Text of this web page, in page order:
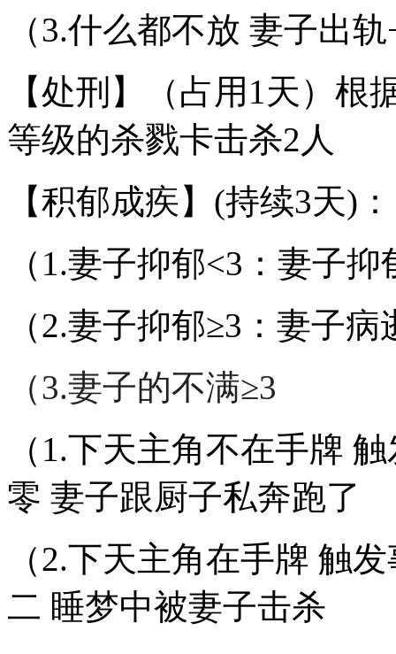
（3.什么都不放 妻子出轨
【处刑】（占用1天）
等级的杀戮卡击杀2人
【积郁成疾】(持续3天)：
（1.妻子抑郁<3：妻子
（2.妻子抑郁≥3：妻子病
（3.妻子的不满≥3
（1.下天主角不在手牌
零 妻子跟厨子私奔跑了
（2.下天主角在手牌 触
二 睡梦中被妻子击杀